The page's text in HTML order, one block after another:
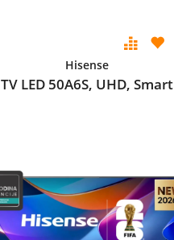
Hisense
TV LED 50A6S, UHD, Smart